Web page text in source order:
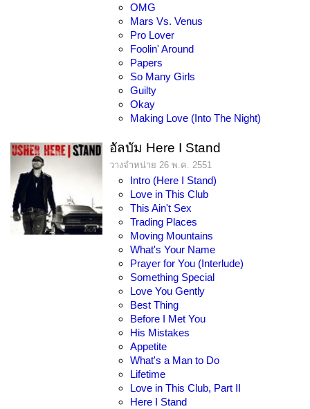
OMG
Mars Vs. Venus
Pro Lover
Foolin' Around
Papers
So Many Girls
Guilty
Okay
Making Love (Into The Night)
อัลบัม Here I Stand
วางจำหน่าย 26 พ.ค. 2551
Intro (Here I Stand)
Love in This Club
This Ain't Sex
Trading Places
Moving Mountains
What's Your Name
Prayer for You (Interlude)
Something Special
Love You Gently
Best Thing
Before I Met You
His Mistakes
Appetite
What's a Man to Do
Lifetime
Love in This Club, Part II
Here I Stand